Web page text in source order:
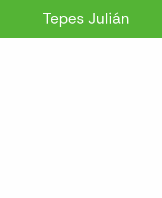
contenido
Tepes Julián